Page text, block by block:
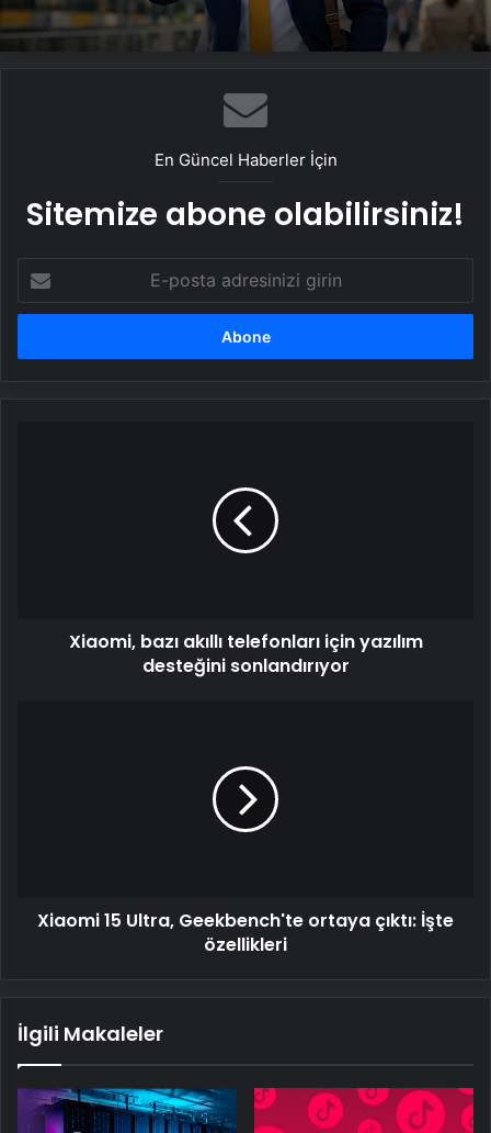
En Güncel Haberler İçin
Sitemize abone olabilirsiniz!
posta
adresinizi
Xiaomi, bazı akıllı telefonları için yazılım
desteğini sonlandırıyor
Xiaomi 15 Ultra, Geekbench'te ortaya çıktı: İşte
özellikleri
İlgili Makaleler